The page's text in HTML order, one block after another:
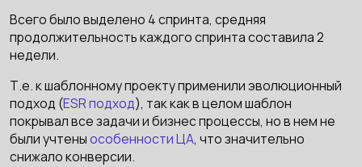
Всего было выделено 4 спринта, средняя
продолжительность каждого спринта составила 2
недели.
Т.е. к шаблонному проекту применили эволюционный
подход (ESR подход), так как в целом шаблон
покрывал все задачи и бизнес процессы, но в нем не
были учтеныособенности ЦА, что значительно
снижало конверсии.